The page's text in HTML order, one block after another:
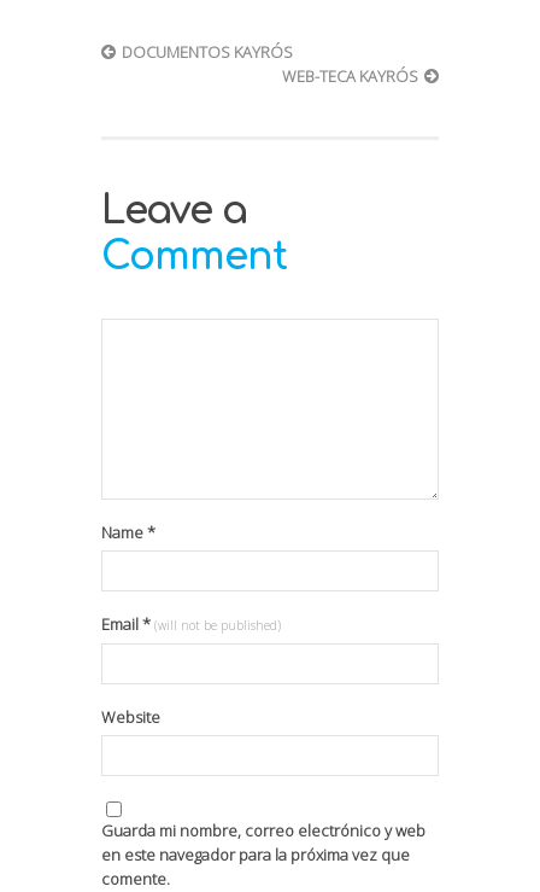
DOCUMENTOS KAYRÓS
WEB-TECA KAYRÓS
Leave a
Comment
Name*
Email* (will not be published)
Website
Guarda mi nombre, correo electrónico y web
en este navegador para la próxima vez que
comente.